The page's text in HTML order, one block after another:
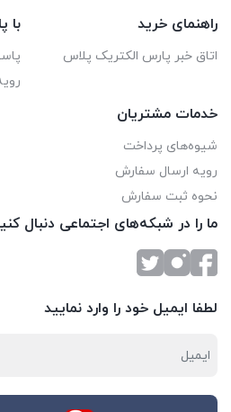
راهنمای خرید
اتاق خبر پارس الکتریک پلاس
با
خدمات مشتریان
شیوه‌های پرداخت
رویه ارسال سفارش
نحوه ثبت سفارش
ما را در شبکه‌های اجتماعی دنبال
لطفا ایمیل خود را وارد نمایید